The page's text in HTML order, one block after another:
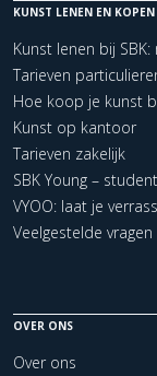
Zoeken
Kerncollectie
1 items. Pagina: 1
KUNST LENEN EN KOPEN
Kunst lenen bij
Tarieven
Hoe koop je kunst
Kunst op kantoor
Tarieven zakelijk
SBK Young –
VYOO: laat je
Veelgestelde vragen
OVER ONS
Over ons